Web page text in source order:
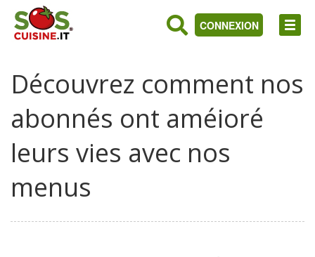
CONNEXION
Découvrez comment nos
abonnés ont améioré
leurs vies avec nos
menus